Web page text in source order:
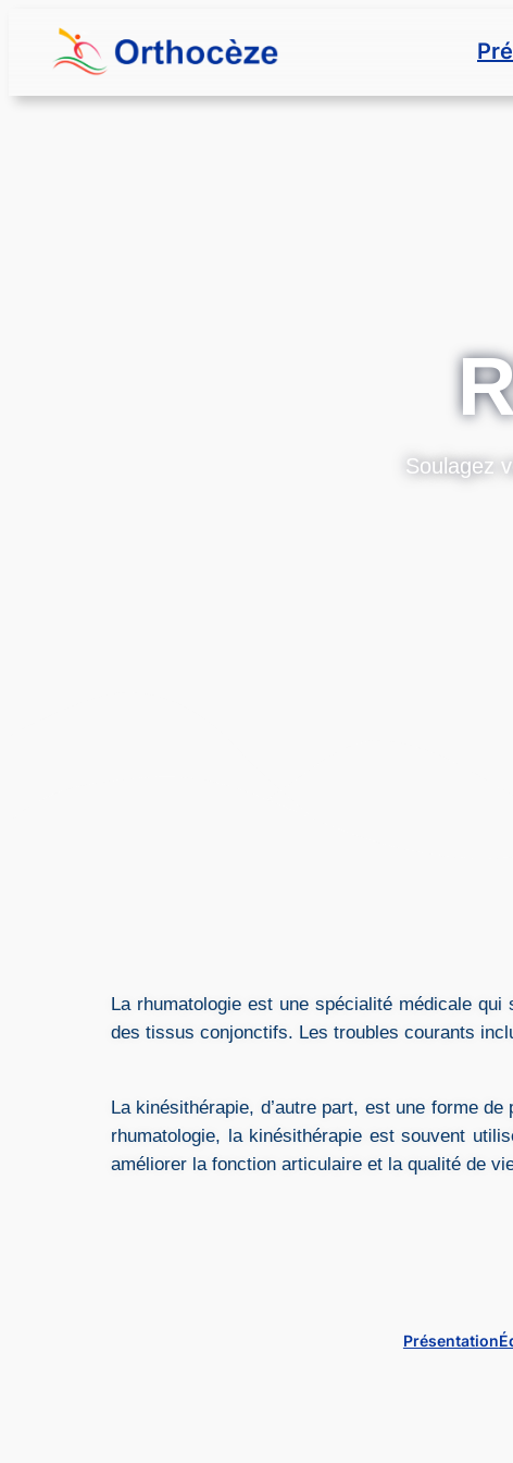
Soulagez
La rhumatologie est une spécialité médicale
des tissus conjonctifs. Les troubles courants
La kinésithérapie, d’autre part, est une forme
rhumatologie, la kinésithérapie est souvent
améliorer la fonction articulaire et la qualité de
Présentation